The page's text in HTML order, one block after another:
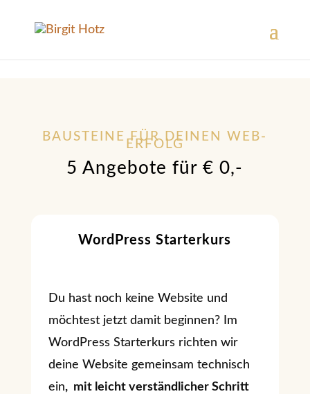
BAUSTEINE FÜR DEINEN WEB-
ERFOLG
5 Angebote für € 0,-
WordPress Starterkurs
Du hast noch keine Website und
möchtest jetzt damit beginnen? Im
WordPress Starter­kurs richten wir
deine Website gemeinsam technisch
ein, mit leicht verständlicher Schritt